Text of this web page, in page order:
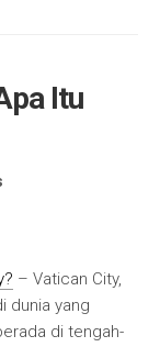
Itu
– Vatican City,
dunia yang
di tengah-